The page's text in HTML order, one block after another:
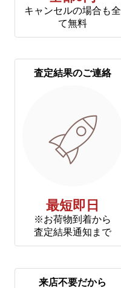
キャンセルの場合も全
て無料
査定結果のご連絡
最短即日
※お荷物到着から
査定結果通知まで
来店不要だから